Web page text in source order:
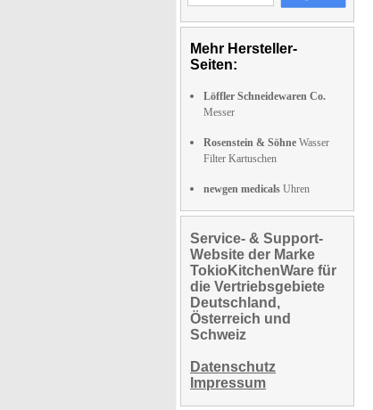
Mehr Hersteller-
Seiten:
Löffler Schneidewaren Co.
Messer
Rosenstein & Söhne Wasser
Filter Kartuschen
newgen medicals Uhren
Service- & Support-
Website der Marke
TokioKitchenWare für
die Vertriebsgebiete
Deutschland,
Österreich und
Schweiz
Datenschutz
Impressum